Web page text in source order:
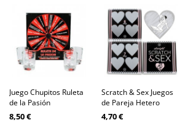
Juego Chupitos Ruleta
de la Pasión
8,50 €
Scratch & Sex Juegos
de Pareja Hetero
4,70 €